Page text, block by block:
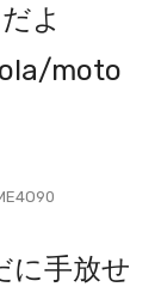
よ
moto
に手放せ